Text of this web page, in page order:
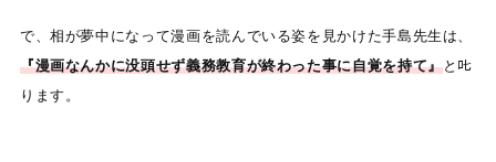
で、相が夢中になって漫画を読んでいる姿を見かけた手島先生は、
『漫画なんかに没頭せず義務教育が終わった事に自覚を持て』と𠮟
ります。